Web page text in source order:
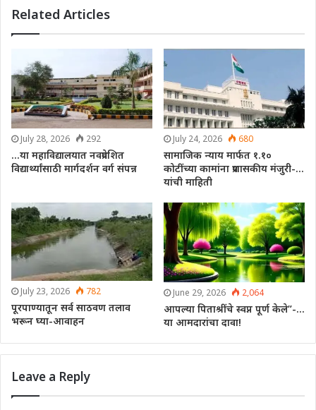
Related Articles
July 28, 2026 292
…या महाविद्यालयात नवप्रवेशित
विद्यार्थ्यांसाठी मार्गदर्शन वर्ग संपन्न
July 24, 2026 680
सामाजिक न्याय मार्फत १.१०
कोटींच्या कामांना प्रशासकीय मंजुरी-…
यांची माहिती
July 23, 2026 782
पूरपाण्यातून सर्व साठवण तलाव
भरून घ्या-आवाहन
June 29, 2026 2,064
आपल्या पिताश्रींचे स्वप्न पूर्ण केले”-…
या आमदारांचा दावा!
Leave a Reply